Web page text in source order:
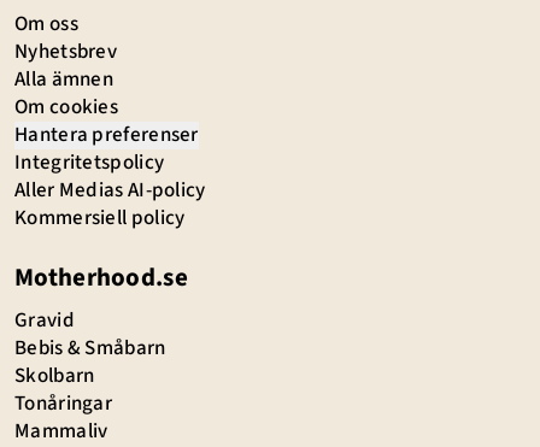
Om oss
Nyhetsbrev
Alla ämnen
Om cookies
Hantera preferenser
Integritetspolicy
Aller Medias AI-policy
Kommersiell policy
Motherhood.se
Gravid
Bebis & Småbarn
Skolbarn
Tonåringar
Mammaliv